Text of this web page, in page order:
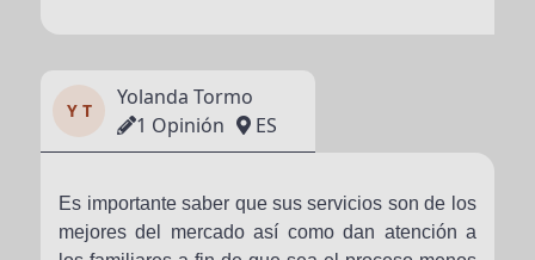
Y T
Yolanda Tormo
1 Opinión
ES
Es importante saber que sus servicios son de los
mejores del mercado así como dan atención a